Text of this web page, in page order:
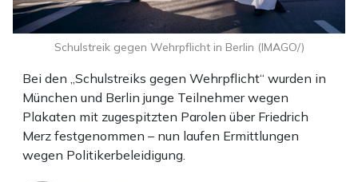
Bei den „Schulstreiks gegen Wehrpflicht“ wurden in
München und Berlin junge Teilnehmer wegen
Plakaten mit zugespitzten Parolen über Friedrich
Merz festgenommen – nun laufen Ermittlungen
wegen Politikerbeleidigung.
Schulstreik gegen Wehrpflicht in Berlin (IMAGO/)